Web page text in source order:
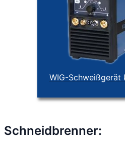
WIG-Schweißgerät
Schneidbrenner: